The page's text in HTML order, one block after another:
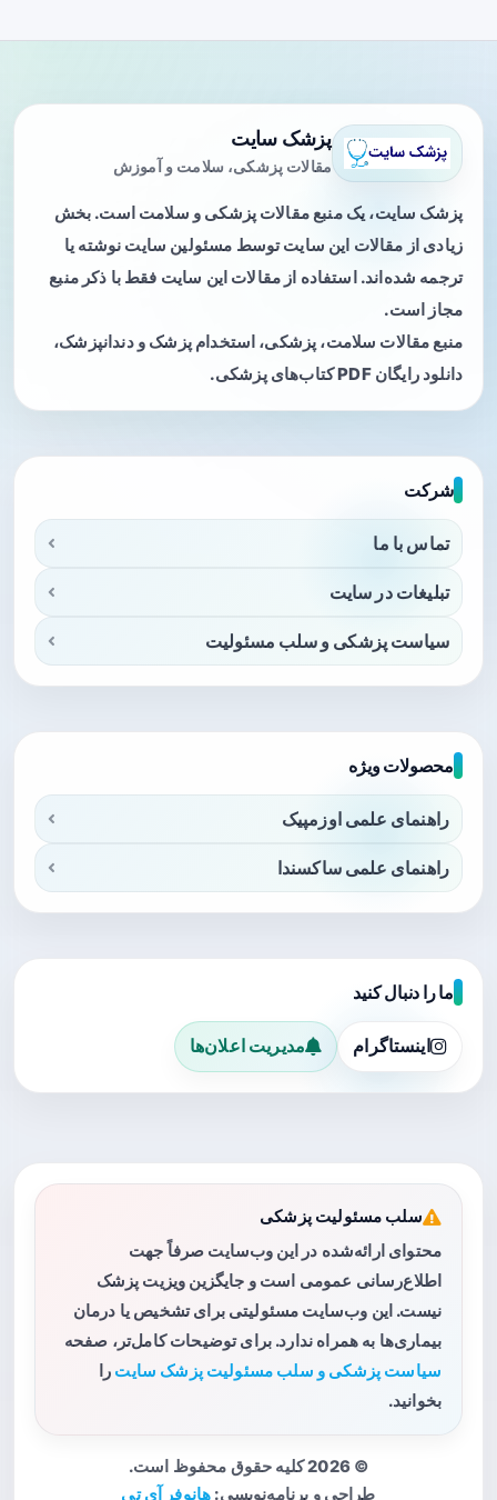
پزشک سایت
مقالات پزشکی، سلامت و آموزش
پزشک سایت، یک منبع مقالات پزشکی و سلامت است. بخش
زیادی از مقالات این سایت توسط مسئولین سایت نوشته یا
ترجمه شده‌اند. استفاده از مقالات این سایت فقط با ذکر منبع
مجاز است.
منبع مقالات سلامت، پزشکی، استخدام پزشک و دندانپزشک،
دانلود رایگان PDF کتاب‌های پزشکی.
شرکت
تماس با ما
تبلیغات در سایت
سیاست پزشکی و سلب مسئولیت
محصولات ویژه
راهنمای علمی اوزمپیک
راهنمای علمی ساکسندا
ما را دنبال کنید
اینستاگرام مدیریت اعلان‌ها
سلب مسئولیت پزشکی
محتوای ارائه‌شده در این وب‌سایت صرفاً جهت
اطلاع‌رسانی عمومی است و جایگزین ویزیت پزشک
نیست. این وب‌سایت مسئولیتی برای تشخیص یا درمان
بیماری‌ها به همراه ندارد. برای توضیحات کامل‌تر، صفحه
سیاست پزشکی و سلب مسئولیت پزشک سایت را
بخوانید.
© 2026 کلیه حقوق محفوظ است.
طراحی و برنامه‌نویسی: هانوفر آی تی